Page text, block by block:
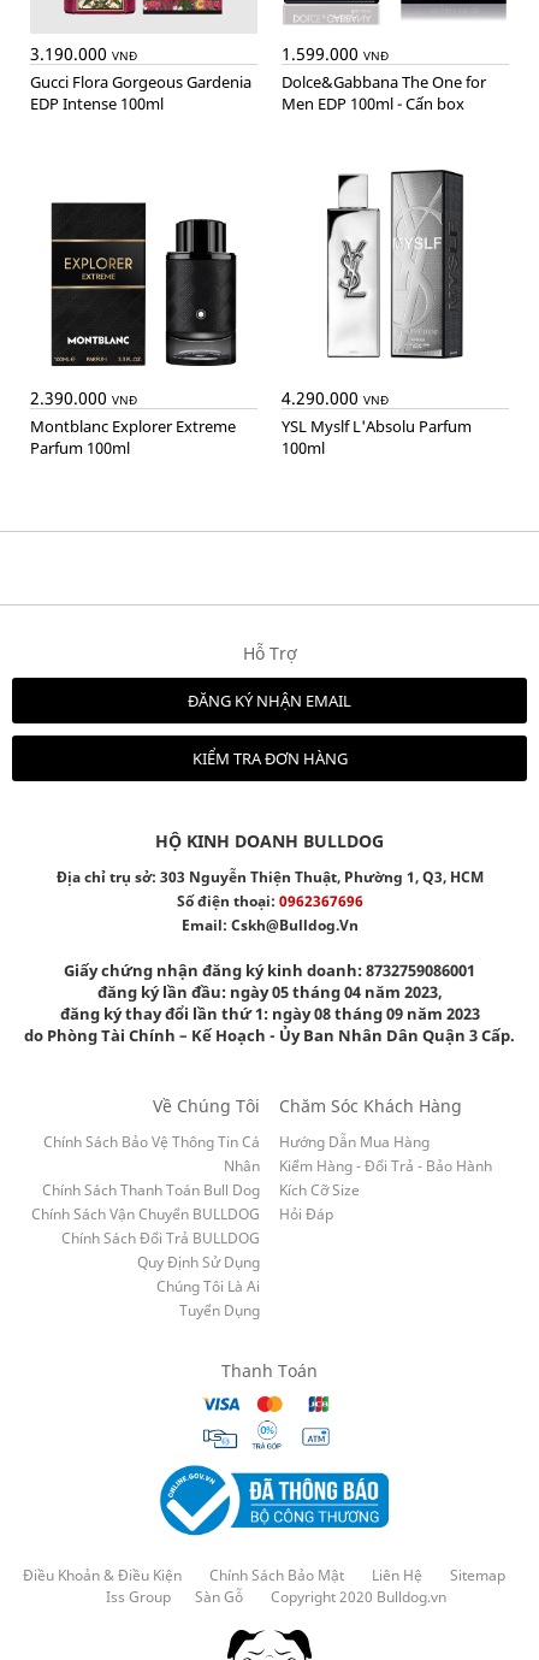
3.190.000 VNĐ
Gucci Flora Gorgeous Gardenia
EDP Intense 100ml
1.599.000 VNĐ
Dolce&Gabbana The One for
Men EDP 100ml - Cấn box
2.390.000 VNĐ
Montblanc Explorer Extreme
Parfum 100ml
4.290.000 VNĐ
YSL Myslf L'Absolu Parfum
100ml
Hỗ Trợ
ĐĂNG KÝ NHẬN EMAIL
KIỂM TRA ĐƠN HÀNG
HỘ KINH DOANH BULLDOG
Địa chỉ trụ sở: 303 Nguyễn Thiện Thuật, Phường 1, Q3, HCM
Số điện thoại: 0962367696
Email: Cskh@bulldog.vn
Giấy chứng nhận đăng ký kinh doanh: 8732759086001
đăng ký lần đầu: ngày 05 tháng 04 năm 2023,
đăng ký thay đổi lần thứ 1: ngày 08 tháng 09 năm 2023
do Phòng Tài Chính – Kế Hoạch - Ủy Ban Nhân Dân Quận 3 Cấp.
Về Chúng Tôi
Chính Sách Bảo Vệ Thông Tin Cá
Nhân
Chính Sách Thanh Toán Bull Dog
Chính Sách Vận Chuyển BULLDOG
Chính Sách Đổi Trả BULLDOG
Quy Định Sử Dụng
Chúng Tôi Là Ai
Tuyển Dụng
Chăm Sóc Khách Hàng
Hướng Dẫn Mua Hàng
Kiểm Hàng - Đổi Trả - Bảo Hành
Kích Cỡ Size
Hỏi Đáp
Thanh Toán
Điều Khoản & Điều Kiện Chính Sách Bảo Mật Liên Hệ
Sitemap
Iss Group
Sàn Gỗ Copyright 2020 Bulldog.vn